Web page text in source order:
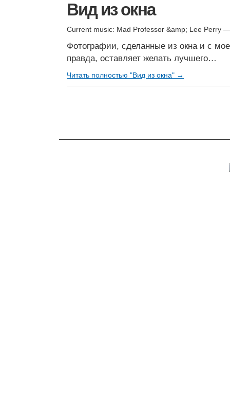
Вид из окна
Current music: Mad Professor &amp; Lee Perry
Фотографии, сделанные из окна и с
правда, оставляет желать лучшего…
Читать полностью "Вид из окна" →